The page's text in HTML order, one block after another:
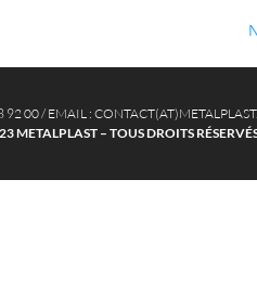
92 00 / EMAIL :
METALPLAST – TOUS DROITS